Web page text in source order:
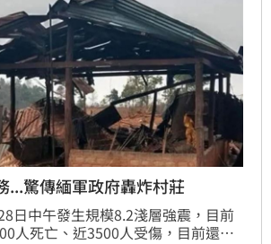
...驚傳緬軍政府轟炸村莊
日中午發生規模8.2淺層強震，目前
人死亡、近3500人受傷，目前還有